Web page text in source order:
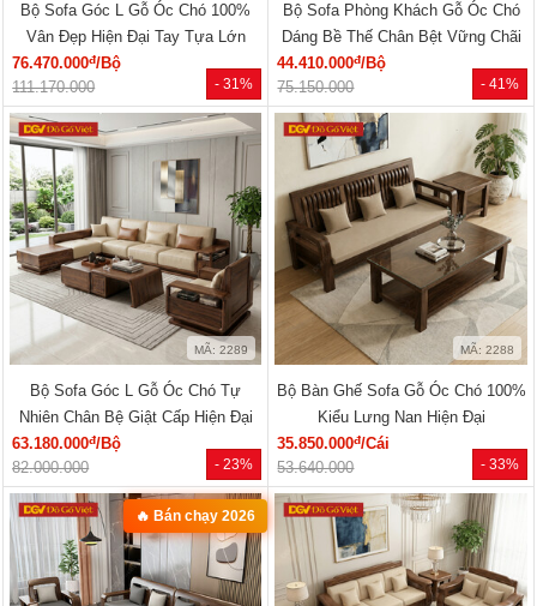
- 31%
Bộ Sofa Góc L Gỗ Óc Chó 100%
Vân Đẹp Hiện Đại Tay Tựa Lớn
76.470.000đ/Bộ
111.170.000
- 41%
Bộ Sofa Phòng Khách Gỗ Óc Chó
Dáng Bề Thế Chân Bệt Vững Chãi
44.410.000đ/Bộ
75.150.000
- 23%
MÃ: 2289
Bộ Sofa Góc L Gỗ Óc Chó Tự
Nhiên Chân Bệ Giật Cấp Hiện Đại
63.180.000đ/Bộ
82.000.000
- 33%
MÃ: 2288
Bộ Bàn Ghế Sofa Gỗ Óc Chó 100%
Kiểu Lưng Nan Hiện Đại
35.850.000đ/Cái
53.640.000
🔥 Bán chạy 2026